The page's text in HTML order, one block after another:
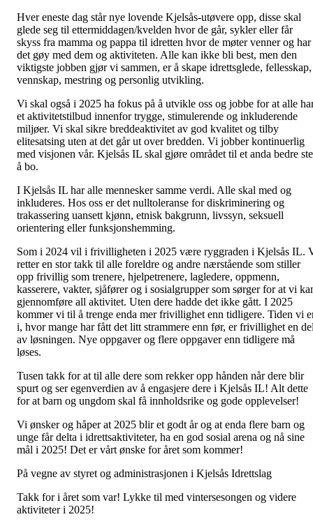
Hver eneste dag står nye lovende Kjelsås-utøvere opp, disse skal
glede seg til ettermiddagen/kvelden hvor de går, sykler eller får
skyss fra mamma og pappa til idretten hvor de møter venner og har
det gøy med dem og aktiviteten. Alle kan ikke bli best, men den
viktigste jobben gjør vi sammen, er å skape idrettsglede, fellesskap,
vennskap, mestring og personlig utvikling.
Vi skal også i 2025 ha fokus på å utvikle oss og jobbe for at alle
et aktivitetstilbud innenfor trygge, stimulerende og inkluderende
miljøer. Vi skal sikre breddeaktivitet av god kvalitet og tilby
elitesatsing uten at det går ut over bredden. Vi jobber kontinuerlig
med visjonen vår. Kjelsås IL skal gjøre området til et anda bedre
å bo.
I Kjelsås IL har alle mennesker samme verdi. Alle skal med og
inkluderes. Hos oss er det nulltoleranse for diskriminering og
trakassering uansett kjønn, etnisk bakgrunn, livssyn, seksuell
orientering eller funksjonshemming.
Som i 2024 vil i frivilligheten i 2025 være ryggraden i Kjelsås IL.
retter en stor takk til alle foreldre og andre nærstående som stiller
opp frivillig som trenere, hjelpetrenere, lagledere, oppmenn,
kasserere, vakter, sjåfører og i sosialgrupper som sørger for at vi
gjennomføre all aktivitet. Uten dere hadde det ikke gått. I 2025
kommer vi til å trenge enda mer frivillighet enn tidligere. Tiden vi
i, hvor mange har fått det litt strammere enn før, er frivillighet en
av løsningen. Nye oppgaver og flere oppgaver enn tidligere må
løses.
Tusen takk for at til alle dere som rekker opp hånden når dere blir
spurt og ser egenverdien av å engasjere dere i Kjelsås IL! Alt dette
for at barn og ungdom skal få innholdsrike og gode opplevelser!
Vi ønsker og håper at 2025 blir et godt år og at enda flere barn og
unge får delta i idrettsaktiviteter, ha en god sosial arena og nå sine
mål i 2025! Det er vårt ønske for året som kommer!
På vegne av styret og administrasjonen i Kjelsås Idrettslag
Takk for i året som var! Lykke til med vintersesongen og videre
aktiviteter i 2025!